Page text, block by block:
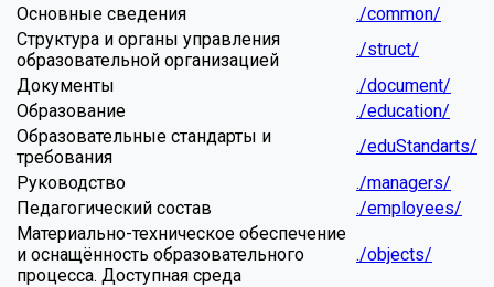
Основные сведения
./common/
Структура и органы управления
образовательной организацией
./struct/
Документы
./document/
Образование
./education/
Образовательные стандарты и
требования
./eduStandarts/
Руководство
./managers/
Педагогический состав
./employees/
Материально-техническое обеспечение
и оснащённость образовательного
процесса. Доступная среда
./objects/